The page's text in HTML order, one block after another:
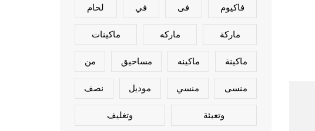
فاكيوم فى في لحام
ماركة ماركه ماكينات
ماكينة ماكينه مساحيق من
منسى منسي موديل نصف
وتعبئة وتغليف